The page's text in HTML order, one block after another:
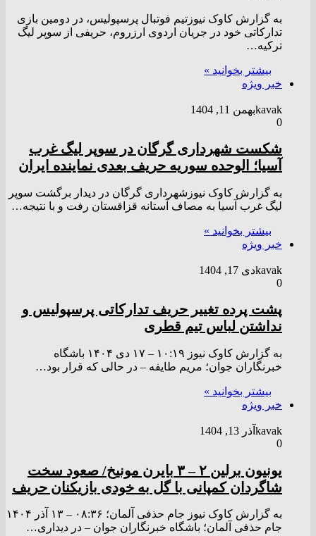
به گزارش کاوک نیوزتیم فوتبال پرسپولیس، در دومین بازی
تدارکاتی خود در جریان اردوی ارزروم، حریفی از سوپر لیگ
ترکیه…
بیشتر بخوانید »
خبر ویژه
kavakبهمن 11, 1404
0
شکست شهرداری گرگان در سوپر لیگ غرب
آسیا؛ الوحده سوریه حریف بعدی نماینده ایران
به گزارش کاوک نیوزشهرداری گرگان در دیدار برگشت سوپر
لیگ غرب آسیا به مصاف آستانه قزاقستان رفت و با نتیجه…
بیشتر بخوانید »
خبر ویژه
kavakدی 17, 1404
0
پشت پرده تغییر حریف تدارکاتی پرسپولیس و
نداشتن لباس تیم قطری
به گزارش کاوک نیوز ۱۰:۱۹ – ۱۷ دی ۱۴۰۴ باشگاه
خبرنگاران جوان؛ مریم طایفه – در حالی که قرار بود…
بیشتر بخوانید »
خبر ویژه
kavak آذر 13, 1404
0
یونیون برلین ۲ – ۳ بایرن مونیخ/ صعود سخت
شاگردان کمپانی با گل به خودی بازیکنان حریف
به گزارش کاوک نیوز جام حذفی آلمان؛ ۰۸:۳۶ – ۱۳ آذر ۱۴۰۴
جام حذفی آلمان؛ باشگاه خبرنگاران جوان – در دیداری…